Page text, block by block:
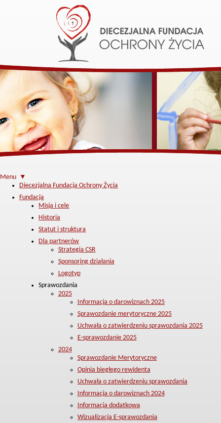
Menu ▼
Diecezjalna Fundacja Ochrony Życia
Fundacja
Misja i cele
Historia
Statut i struktura
Dla partnerów
Strategia CSR
Sponsoring działania
Logotyp
Sprawozdania
2025
Informacja o darowiznach 2025
Sprawozdanie merytoryczne 2025
Uchwała o zatwierdzeniu sprawozdania 2025
E-sprawozdanie 2025
2024
Sprawozdanie Merytoryczne
Opinia biegłego rewidenta
Uchwała o zatwierdzeniu sprawozdania
Informacja o darowiznach 2024
Informacja dodatkowa
Wizualizacja E-sprawozdania